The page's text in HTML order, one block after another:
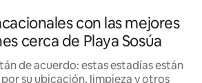
con las mejores
cerca de Playa Sosúa
de acuerdo: estas estadías están
su ubicación, limpieza y otros